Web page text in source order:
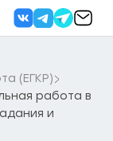
(ЕГКР)
работа в
и